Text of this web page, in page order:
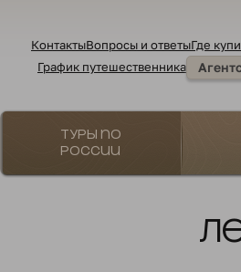
КонтактыВопросы и ответыГде
График путешественника
Туры по
России